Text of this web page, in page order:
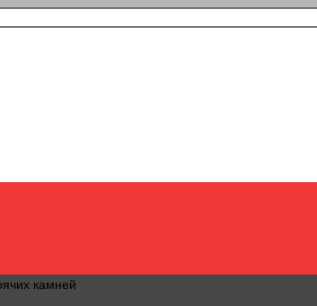
камней